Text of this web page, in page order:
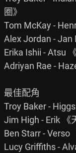
圈》
Tom McKay -
Alex Jordan - Jan
Erika Ishii - Atsu
Adriyan Rae -
最佳配角
Troy Baker -
Jim High - Erik 《
Ben Starr - Verso
Lucy Griffiths -